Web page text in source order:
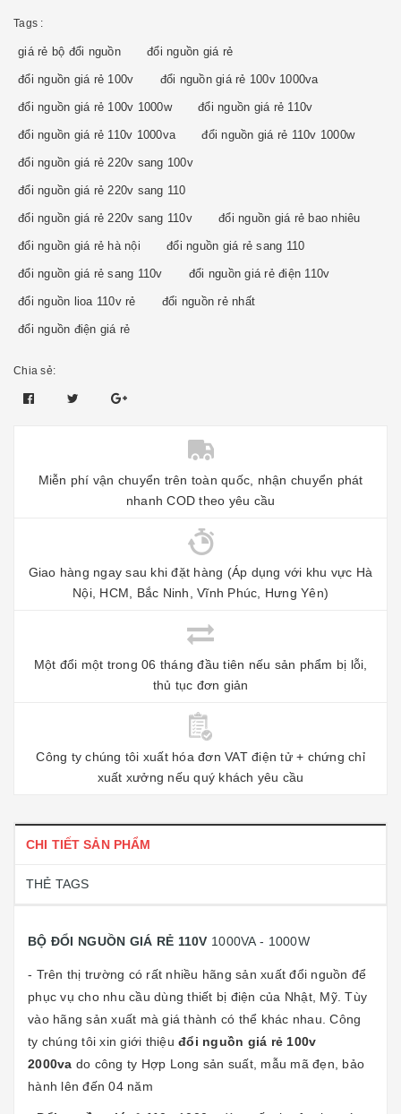
Tags :
giá rẻ bộ đổi nguồn đổi nguồn giá rẻ
đổi nguồn giá rẻ 100v đổi nguồn giá rẻ 100v 1000va
đổi nguồn giá rẻ 100v 1000w đổi nguồn giá rẻ 110v
đổi nguồn giá rẻ 110v 1000va đổi nguồn giá rẻ 110v 1000w
đổi nguồn giá rẻ 220v sang 100v
đổi nguồn giá rẻ 220v sang 110
đổi nguồn giá rẻ 220v sang 110v đổi nguồn giá rẻ bao nhiêu
đổi nguồn giá rẻ hà nội đổi nguồn giá rẻ sang 110
đổi nguồn giá rẻ sang 110v đổi nguồn giá rẻ điện 110v
đổi nguồn lioa 110v rẻ đổi nguồn rẻ nhất
đổi nguồn điện giá rẻ
Chia sẻ:
Miễn phí vận chuyển trên toàn quốc, nhận chuyển phát
nhanh COD theo yêu cầu
Giao hàng ngay sau khi đặt hàng (Áp dụng với khu vực Hà
Nội, HCM, Bắc Ninh, Vĩnh Phúc, Hưng Yên)
Một đổi một trong 06 tháng đầu tiên nếu sản phẩm bị lỗi,
thủ tục đơn giản
Công ty chúng tôi xuất hóa đơn VAT điện tử + chứng chỉ
xuất xưởng nếu quý khách yêu cầu
CHI TIẾT SẢN PHẨM
THẺ TAGS
BỘ ĐỔI NGUỒN GIÁ RẺ 110V 1000VA - 1000W
- Trên thị trường có rất nhiều hãng sản xuất đổi nguồn để
phục vụ cho nhu cầu dùng thiết bị điện của Nhật, Mỹ. Tùy
vào hãng sản xuất mà giá thành có thể khác nhau. Công
ty chúng tôi xin giới thiệu đổi nguồn giá rẻ 100v
2000va do công ty Hợp Long sản suất, mẫu mã đẹn, bảo
hành lên đến 04 năm